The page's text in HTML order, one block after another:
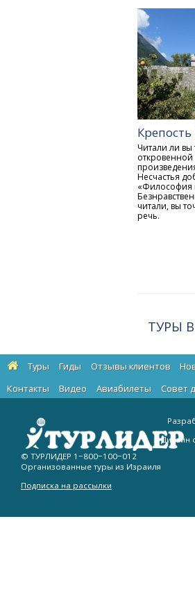
Читали ли вы
Несчастья
«Философия
читали, вы
речь.
ТУРЫ В
Туры Гиды Отзывы клиентов
Контакты
Видео Авиабилеты Cовет
© ТУРЛИДЕР 1−800−100−012
Организованные туры из Израиля
Подписка на рассылки
Дизайн